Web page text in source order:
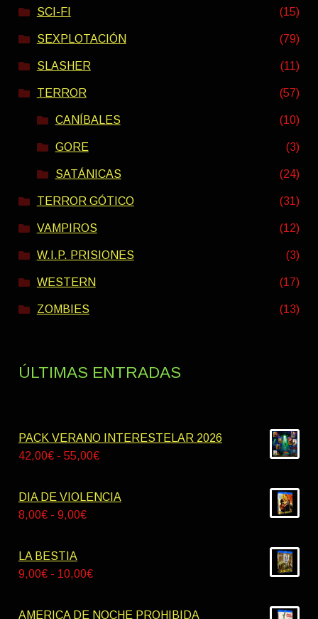
SCI-FI (15)
SEXPLOTACIÓN (79)
SLASHER (11)
TERROR (57)
CANÍBALES (10)
GORE (3)
SATÁNICAS (24)
TERROR GÓTICO (31)
VAMPIROS (12)
W.I.P. PRISIONES (3)
WESTERN (17)
ZOMBIES (13)
ÚLTIMAS ENTRADAS
PACK VERANO INTERESTELAR 2026
42,00€ - 55,00€Rango
precios:
DIA DE VIOLENCIA
8,00€ - 9,00€Rango
desde
LA BESTIA
9,00€ - 10,00€Rango
precios:
AMERICA DE NOCHE PROHIBIDA